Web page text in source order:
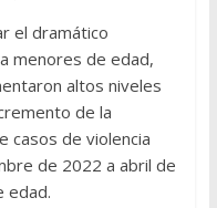
el dramático
menores de edad,
altos niveles
de la
casos de violencia
de 2022 a abril de
edad.